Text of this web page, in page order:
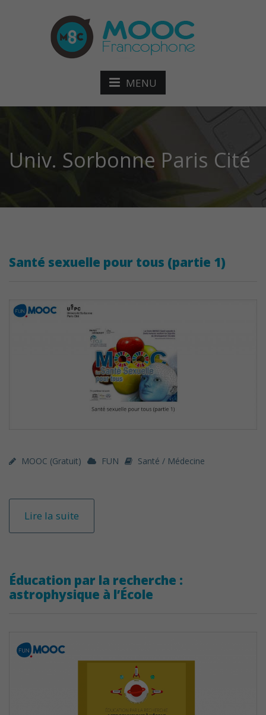
MENU
Univ. Sorbonne Paris Cité
Santé sexuelle pour tous (partie 1)
MOOC (gratuit) FUN Santé / Médecine
Lire la suite
Éducation par la recherche :
astrophysique à l’École